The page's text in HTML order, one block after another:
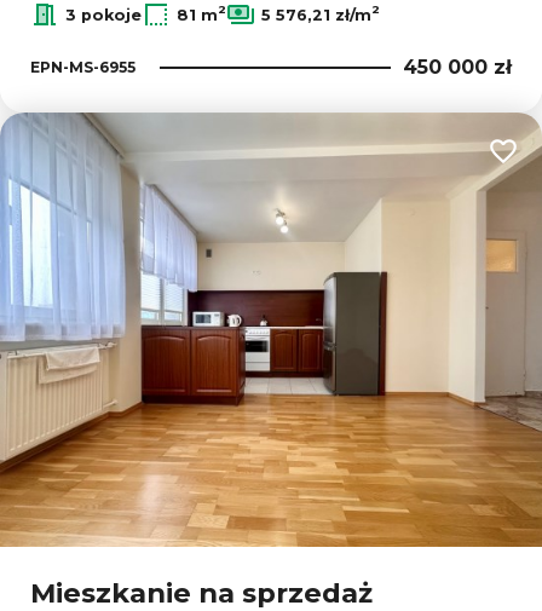
3 pokoje
81 m2 5 576,21 zł/m2
EPN-MS-6955 450 000 zł
Mieszkanie na sprzedaż